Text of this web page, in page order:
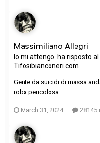
Massimiliano Allegri
Io mi attengo. ha risposto
Tifosibianconeri.com
Gente da suicidi di massa
roba pericolosa.
March 31, 2024 28145